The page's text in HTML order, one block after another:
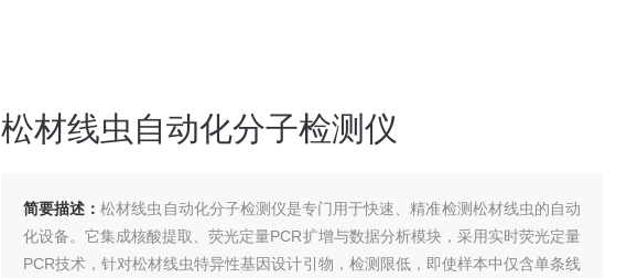
松材线虫自动化分子检测仪
简要描述：松材线虫自动化分子检测仪是专门用于快速、精准检测松材线虫的自动
化设备。它集成核酸提取、荧光定量PCR扩增与数据分析模块，采用实时荧光定量
PCR技术，针对松材线虫特异性基因设计引物，检测限低，即使样本中仅含单条线